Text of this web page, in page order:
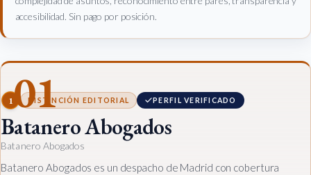
accesibilidad. Sin pago por posición.
01
1 DISTINCIÓN EDITORIAL PERFIL VERIFICADO
Batanero Abogados
Batanero Abogados
Batanero Abogados es un despacho de Madrid con cobertura